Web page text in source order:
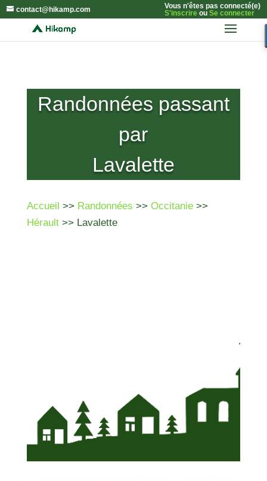
contact@hikamp.com
Vous n'êtes pas connecté(e)
S'inscrireou Se connecter
Randonnées passant
par
Lavalette
Accueil >> Randonnées >> Occitanie>>
Hérault>> Lavalette